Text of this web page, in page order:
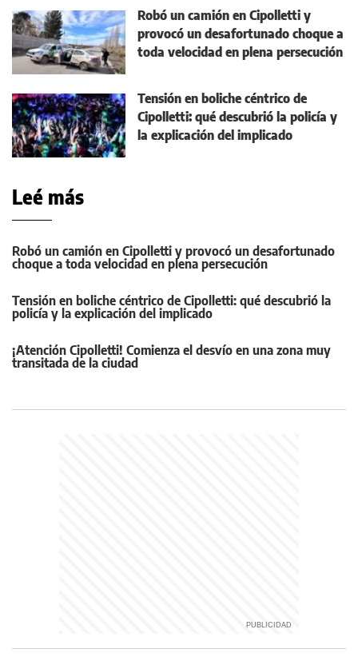
Robó un camión en Cipolletti y
provocó un desafortunado choque a
toda velocidad en plena persecución
Tensión en boliche céntrico de
Cipolletti: qué descubrió la policía y
la explicación del implicado
Leé más
Robó un camión en Cipolletti y provocó un desafortunado
choque a toda velocidad en plena persecución
Tensión en boliche céntrico de Cipolletti: qué descubrió la
policía y la explicación del implicado
¡Atención Cipolletti! Comienza el desvío en una zona muy
transitada de la ciudad